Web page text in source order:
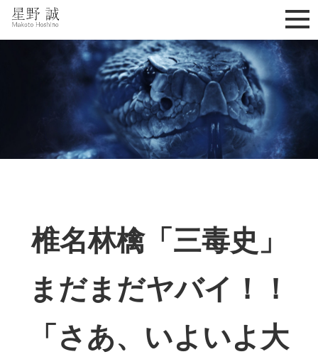
星野誠 makoto hoshino
椎名林檎「三毒史」
まだまだヤバイ！！
「さあ、いよいよ大